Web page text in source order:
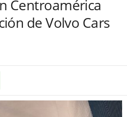
Centroamérica
de Volvo Cars